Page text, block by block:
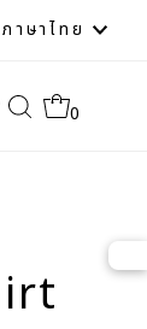
ภาษา
ภาษาไทย
0